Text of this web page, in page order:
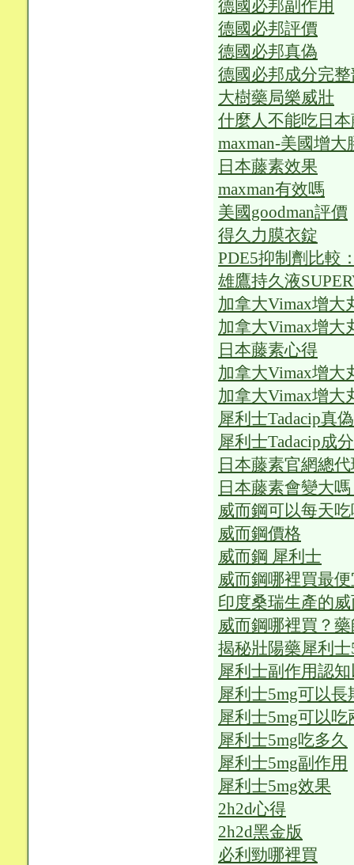
德國必邦副作用
德國必邦評價
德國必邦真偽
德國必邦成分完
大樹藥局樂威壯
什麼人不能吃日
maxman-美國增大
日本藤素效果
maxman有效嗎
美國goodman評價
得久力膜衣錠
PDE5抑制劑比較
雄鷹持久液
加拿大Vimax增大
加拿大Vimax增大
日本藤素心得
加拿大Vimax增大
加拿大Vimax增大
犀利士Tadacip真
犀利士Tadacip成分
日本藤素官網總
日本藤素會變大
威而鋼可以每天
威而鋼價格
威而鋼 犀利士
威而鋼哪裡買最
印度桑瑞生產的
威而鋼哪裡買？
揭秘壯陽藥犀利
犀利士副作用認
犀利士5mg可以
犀利士5mg可以
犀利士5mg吃多久
犀利士5mg副作用
犀利士5mg效果
2h2d心得
2h2d黑金版
必利勁哪裡買